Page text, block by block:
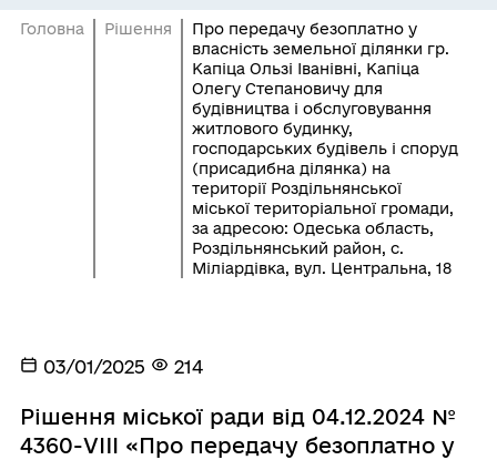
Головна Рішення
Про передачу безоплатно у
власність земельної ділянки гр.
Капіца Ользі Іванівні, Капіца
Олегу Степановичу для
будівництва і обслуговування
житлового будинку,
господарських будівель і споруд
(присадибна ділянка) на
території Роздільнянської
міської територіальної громади,
за адресою: Одеська область,
Роздільнянський район, с.
Міліардівка, вул. Центральна, 18
03/01/2025 214
Рішення міської ради від 04.12.2024 №
4360-VIII «Про передачу безоплатно у